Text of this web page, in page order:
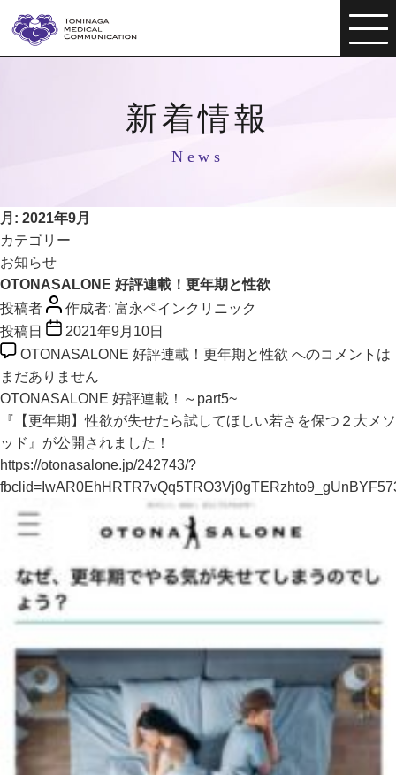
新着情報
News
月: 2021年9月
カテゴリー
お知らせ
OTONASALONE 好評連載！更年期と性欲
投稿者
作成者: 富永ペインクリニック
投稿日
2021年9月10日
OTONASALONE 好評連載！更年期と性欲 へのコメントは
まだありません
OTONASALONE 好評連載！～part5~
『【更年期】性欲が失せたら試してほしい若さを保つ２大メソ
ッド』が公開されました！
https://otonasalone.jp/242743/?